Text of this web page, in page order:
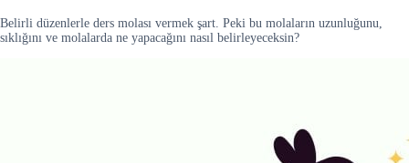
Belirli düzenlerle ders molası vermek şart. Peki bu molaların uzunluğunu,
sıklığını ve molalarda ne yapacağını nasıl belirleyeceksin?